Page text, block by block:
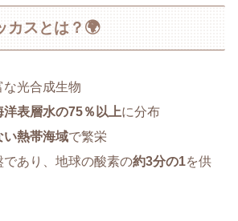
カスとは？🌍
光合成生物
洋表層水の75％以上に分布
い熱帯海域で繁栄
あり、地球の酸素の約3分の1を供